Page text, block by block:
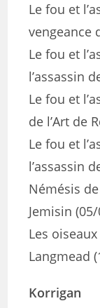
Le fou et
vengeance
Le fou et
l’assassin
Le fou et
de l’Art de
Le fou et
l’assassin
Némésis
Jemisin
Les
Langmead
Korrigan